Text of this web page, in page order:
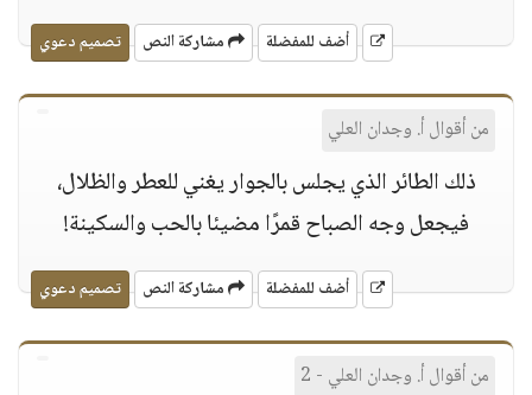
أضف للمفضلة مشاركة النص تصميم دعوي
من أقوال أ. وجدان العلي
ذلك الطائر الذي يجلس بالجوار يغني للعطر والظلال،
فيجعل وجه الصباح قمرًا مضيئا بالحب والسكينة!
أضف للمفضلة مشاركة النص تصميم دعوي
من أقوال أ. وجدان العلي - 2